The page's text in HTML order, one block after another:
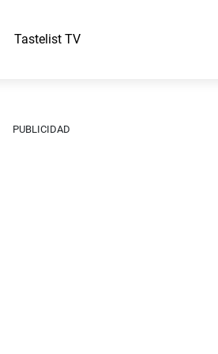
Tastelist TV
PUBLICIDAD